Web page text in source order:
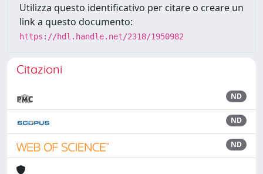
Utilizza questo identificativo per citare o creare un
link a questo documento:
https://hdl.handle.net/2318/1950982
Citazioni
ND
ND
ND